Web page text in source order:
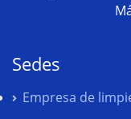
Sedes
Empresa de